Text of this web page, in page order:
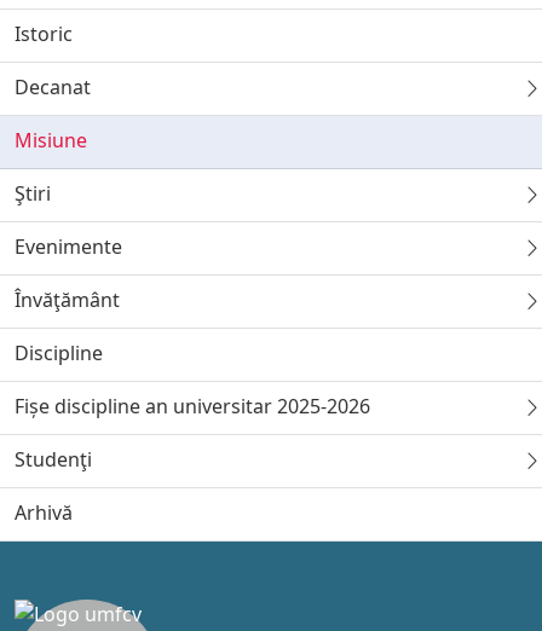
Istoric
Decanat
Misiune
Ştiri
Evenimente
Învăţământ
Discipline
Fișe discipline an universitar 2025-2026
Studenţi
Arhivă